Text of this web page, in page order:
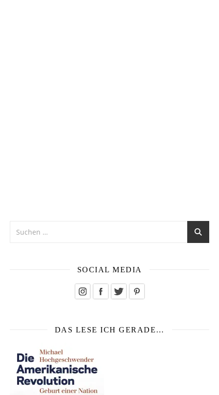
SOCIAL MEDIA
DAS LESE ICH GERADE…